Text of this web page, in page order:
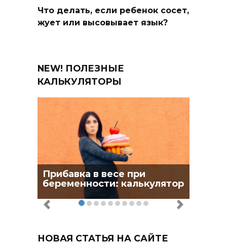
Что делать, если ребенок сосет,
жует или высовывает язык?
NEW! ПОЛЕЗНЫЕ
КАЛЬКУЛЯТОРЫ
Прибавка в весе при
беременности: калькулятор
НОВАЯ СТАТЬЯ НА САЙТЕ